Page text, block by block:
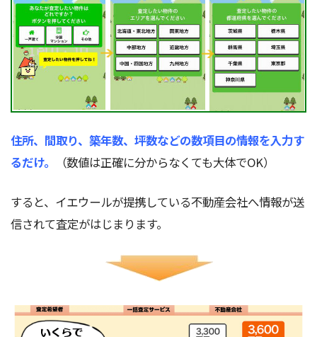
住所、間取り、築年数、坪数などの数項目の情報を入力す
るだけ。
（数値は正確に分からなくても大体でOK）
すると、イエウールが提携している不動産会社へ情報が送
信されて査定がはじまります。